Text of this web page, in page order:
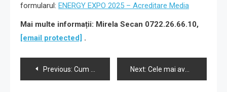
formularul: ENERGY EXPO 2025 – Acreditare Media
Mai multe informații: Mirela Secan 0722.26.66.10,
[email protected] .
Navigare
Previous: Cum sunt utilizate dronele pentru monitorizarea zonelor afectate de cutremure în Europa Next: Cele mai avansate senzori pentru detectarea cutremurelor în Europa